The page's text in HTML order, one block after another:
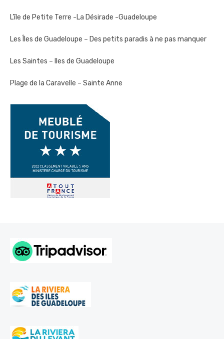
L’île de Petite Terre -La Désirade -Guadeloupe
Les Îles de Guadeloupe – Des petits paradis à ne pas manquer
Les Saintes – Iles de Guadeloupe
Plage de la Caravelle – Sainte Anne